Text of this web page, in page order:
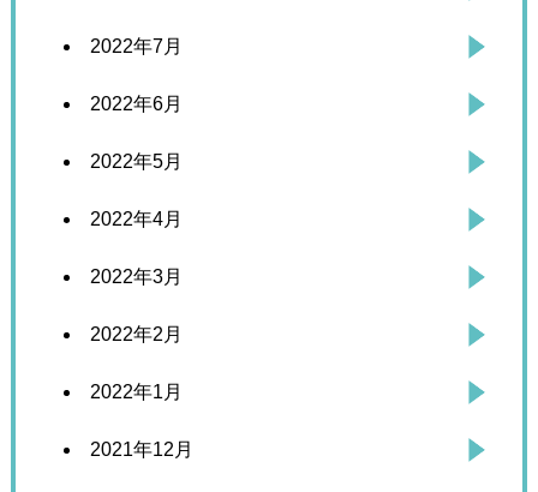
2022年7月
2022年6月
2022年5月
2022年4月
2022年3月
2022年2月
2022年1月
2021年12月